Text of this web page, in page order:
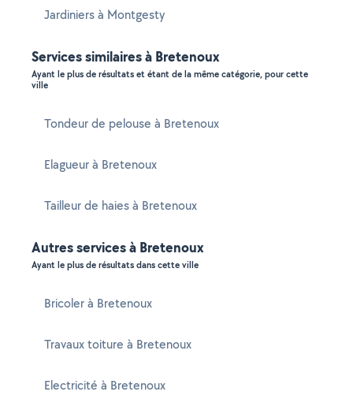
Jardiniers à Montgesty
Services similaires à Bretenoux
Ayant le plus de résultats et étant de la même catégorie, pour cette
ville
Tondeur de pelouse à Bretenoux
Elagueur à Bretenoux
Tailleur de haies à Bretenoux
Autres services à Bretenoux
Ayant le plus de résultats dans cette ville
Bricoler à Bretenoux
Travaux toiture à Bretenoux
Electricité à Bretenoux